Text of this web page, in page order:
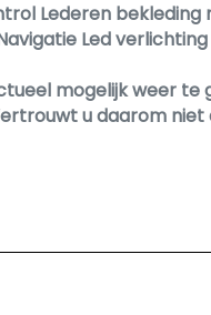
Lederen
Led
mogelijk weer te
u daarom